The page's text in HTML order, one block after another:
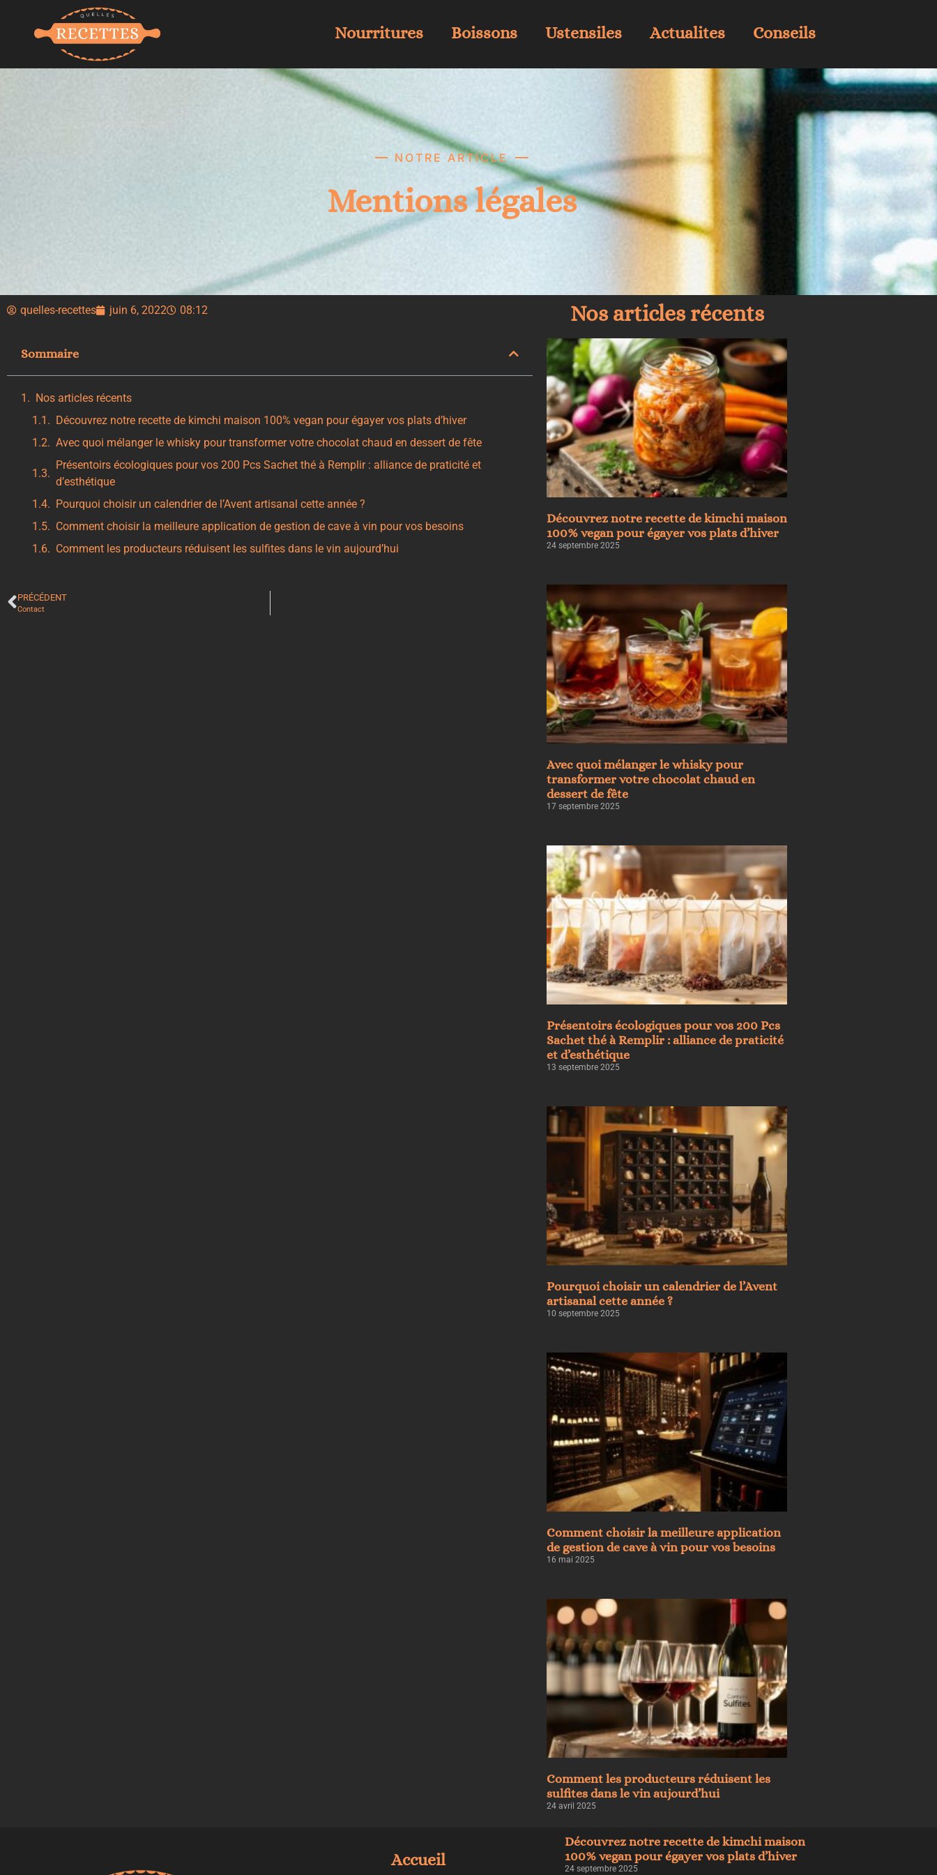
Nourritures Boissons Ustensiles Actualites Conseils
NOTRE ARTICLE
Mentions légales
quelles-recettes juin 6, 2022 08:12
Sommaire
Nos articles récents
Découvrez notre recette de kimchi maison 100% vegan pour égayer vos plats d’hiver
Avec quoi mélanger le whisky pour transformer votre chocolat chaud en dessert de fête
Présentoirs écologiques pour vos 200 Pcs Sachet thé à Remplir : alliance de praticité et
d’esthétique
Pourquoi choisir un calendrier de l’Avent artisanal cette année ?
Comment choisir la meilleure application de gestion de cave à vin pour vos besoins
Comment les producteurs réduisent les sulfites dans le vin aujourd’hui
PRÉCÉDENT
Contact
Nos articles récents
Découvrez notre recette de kimchi maison
100% vegan pour égayer vos plats d’hiver
24 septembre 2025
Avec quoi mélanger le whisky pour
transformer votre chocolat chaud en
dessert de fête
17 septembre 2025
Présentoirs écologiques pour vos 200 Pcs
Sachet thé à Remplir : alliance de praticité
et d’esthétique
13 septembre 2025
Pourquoi choisir un calendrier de l’Avent
artisanal cette année ?
10 septembre 2025
Comment choisir la meilleure application
de gestion de cave à vin pour vos besoins
16 mai 2025
Comment les producteurs réduisent les
sulfites dans le vin aujourd’hui
24 avril 2025
Accueil
Découvrez notre recette de kimchi maison
100% vegan pour égayer vos plats d’hiver
24 septembre 2025